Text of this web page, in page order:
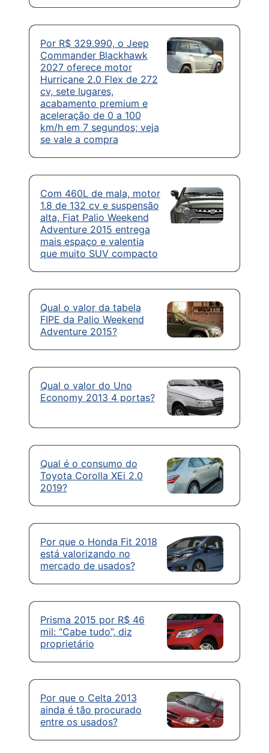
Por R$ 329.990, o Jeep
Commander Blackhawk
2027 oferece motor
Hurricane 2.0 Flex de 272
cv, sete lugares,
acabamento premium e
aceleração de 0 a 100
km/h em 7 segundos; veja
se vale a compra
Com 460L de mala, motor
1.8 de 132 cv e suspensão
alta, Fiat Palio Weekend
Adventure 2015 entrega
mais espaço e valentia
que muito SUV compacto
Qual o valor da tabela
FIPE da Palio Weekend
Adventure 2015?
Qual o valor do Uno
Economy 2013 4 portas?
Qual é o consumo do
Toyota Corolla XEi 2.0
2019?
Por que o Honda Fit 2018
está valorizando no
mercado de usados?
Prisma 2015 por R$ 46
mil: “Cabe tudo”, diz
proprietário
Por que o Celta 2013
ainda é tão procurado
entre os usados?